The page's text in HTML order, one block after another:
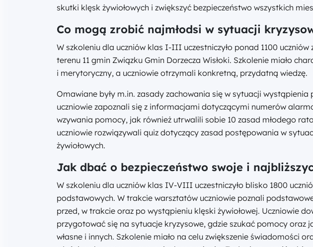
skutki klęsk żywiołowych i zwiększyć bezpieczeństwo wszystkich
Co mogą zrobić najmłodsi w sytuacji
W szkoleniu dla uczniów klas I-III uczestniczyło ponad 1100 uczniów
terenu 11 gmin Związku Gmin Dorzecza Wisłoki. Szkolenie miało
i merytoryczny, a uczniowie otrzymali konkretną, przydatną wiedzę.
Omawiane były m.in. zasady zachowania się w sytuacji wystąpienia
uczniowie zapoznali się z informacjami dotyczącymi numerów
wzywania pomocy, jak również utrwalili sobie 10 zasad młodego
uczniowie rozwiązywali quiz dotyczący zasad postępowania w
żywiołowych.
Jak dbać o bezpieczeństwo swoje i
W szkoleniu dla uczniów klas IV-VIII uczestniczyło blisko 1800
podstawowych. W trakcie warsztatów uczniowie poznali
przed, w trakcie oraz po wystąpieniu klęski żywiołowej. Uczniowie
przygotować się na sytuacje kryzysowe, gdzie szukać pomocy oraz
własne i innych. Szkolenie miało na celu zwiększenie świadomości